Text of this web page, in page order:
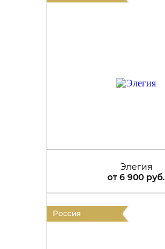
Элегия
от6 900 руб.
Россия